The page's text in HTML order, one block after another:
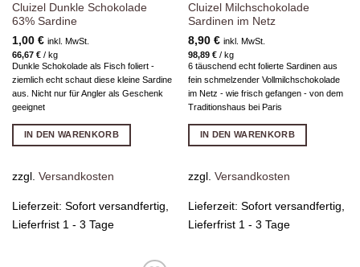
Cluizel Dunkle Schokolade
63% Sardine
1,00 € inkl. MwSt.
66,67 €/ kg
Dunkle Schokolade als Fisch foliert -
ziemlich echt schaut diese kleine Sardine
aus. Nicht nur für Angler als Geschenk
geeignet
IN DEN WARENKORB
zzgl. Versandkosten
Lieferzeit: Sofort versandfertig,
Lieferfrist 1 - 3 Tage
Cluizel Milchschokolade
Sardinen im Netz
8,90 € inkl. MwSt.
98,89 €/ kg
6 täuschend echt folierte Sardinen aus
fein schmelzender Vollmilchschokolade
im Netz - wie frisch gefangen - von dem
Traditionshaus bei Paris
IN DEN WARENKORB
zzgl. Versandkosten
Lieferzeit: Sofort versandfertig,
Lieferfrist 1 - 3 Tage